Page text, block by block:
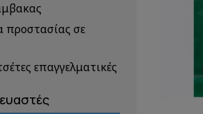
προστασίας σε
επαγγελματικές